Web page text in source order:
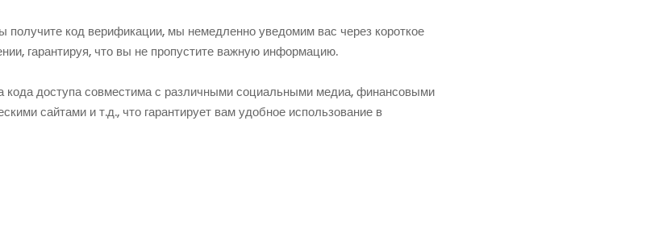
получите код верификации, мы немедленно уведомим вас через короткое
гарантируя, что вы не пропустите важную информацию.
доступа совместима с различными социальными медиа, финансовыми
сайтами и т.д., что гарантирует вам удобное использование в